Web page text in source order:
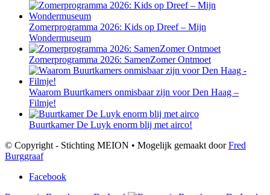
Zomerprogramma 2026: Kids op Dreef – Mijn
Wondermuseum
Zomerprogramma 2026: SamenZomer Ontmoet
Waarom Buurtkamers onmisbaar zijn voor Den Haag –
Filmje!
Buurtkamer De Luyk enorm blij met airco!
© Copyright - Stichting MEION • Mogelijk gemaakt doorFred
Burggraaf
Facebook